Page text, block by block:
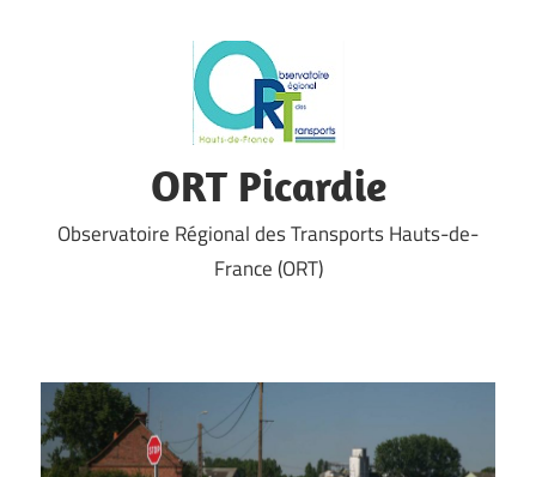
ORT Picardie
Observatoire Régional des Transports Hauts-de-
France (ORT)